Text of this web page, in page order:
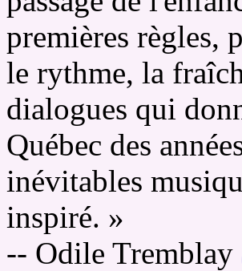
premières règles,
le rythme, la
dialogues qui
Québec des
inévitables
inspiré. »
-- Odile Tremblay